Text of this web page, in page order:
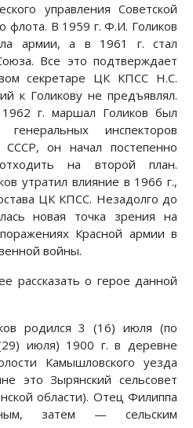
управления Советской
флота. В 1959 г. Ф.И. Голиков
армии, а в 1961 г. стал
Все это подтверждает
секретаре ЦК КПСС Н.С.
к Голикову не предъявлял.
г. маршал Голиков был
инспекторов
СССР, он начал постепенно
на второй план.
утратил влияние в 1966 г.,
ЦК КПСС. Незадолго до
новая точка зрения на
Красной армии в
войны.
рассказать о герое данной
родился 3 (16) июля (по
июля) 1900 г. в деревне
Камышловского уезда
это Зырянский сельсовет
области). Отец Филиппа
затем — сельским